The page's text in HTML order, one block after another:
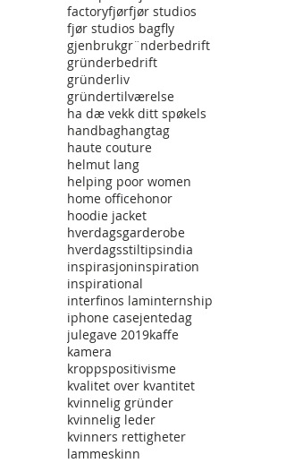
factoryfjørfjør studios
fjør studios bagfly
gjenbrukgr¨nderbedrift
gründerbedrift
gründerliv
gründertilværelse
ha dæ vekk ditt spøkels
handbaghangtag
haute couture
helmut lang
helping poor women
home officehonor
hoodie jacket
hverdagsgarderobe
hverdagsstiltipsindia
inspirasjoninspiration
inspirational
interfinos laminternship
iphone casejentedag
julegave 2019kaffe
kamera
kroppspositivisme
kvalitet over kvantitet
kvinnelig gründer
kvinnelig leder
kvinners rettigheter
lammeskinn